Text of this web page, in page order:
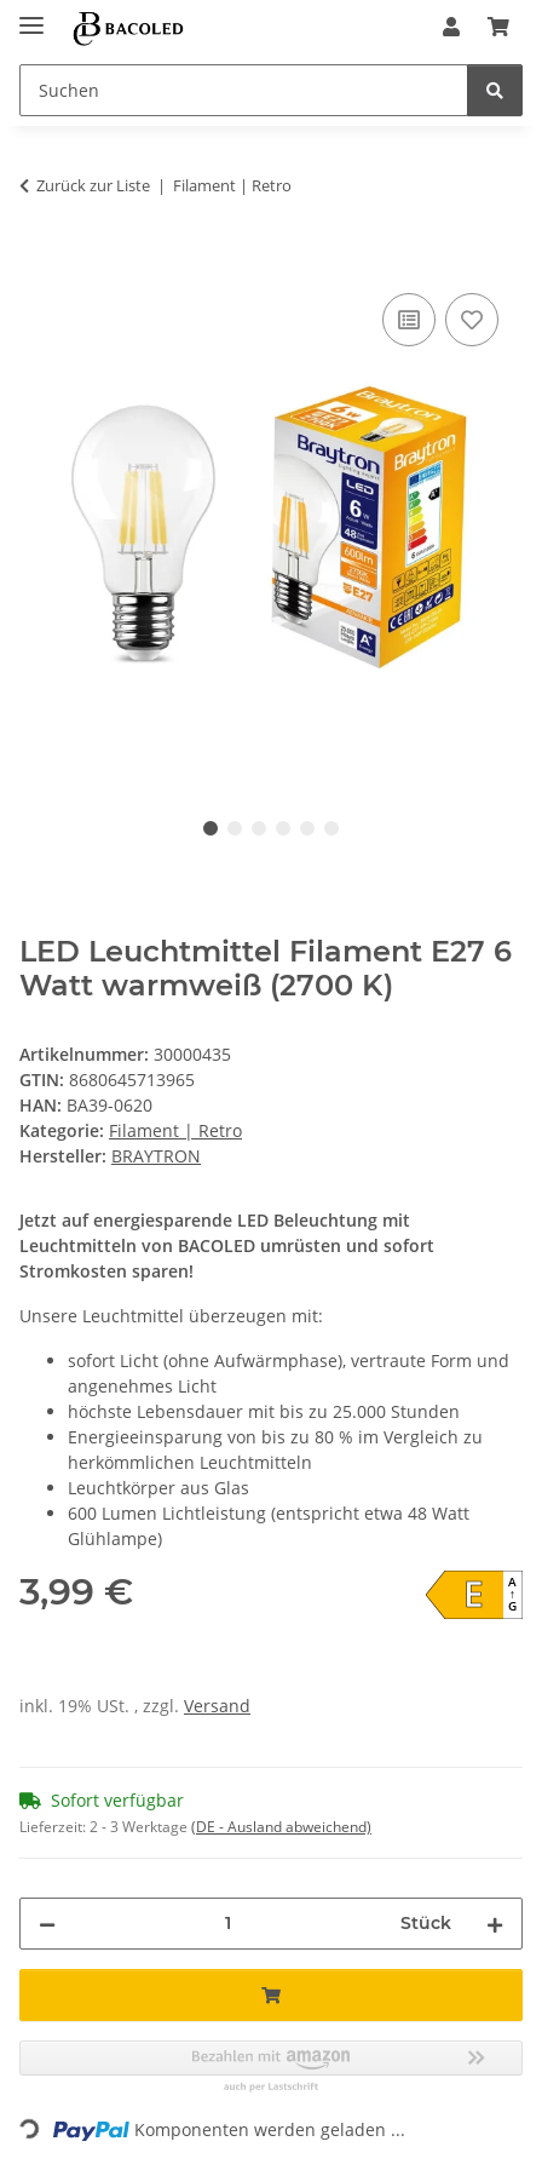
Zurück zur Liste Filament | Retro
LED Leuchtmittel Filament E27 6
Watt warmweiß (2700 K)
Artikelnummer: 30000435
GTIN: 8680645713965
HAN: BA39-0620
Kategorie: Filament | Retro
Hersteller: BRAYTRON
Jetzt auf energiesparende LED Beleuchtung mit
Leuchtmitteln von BACOLED umrüsten und sofort
Stromkosten sparen!
Unsere Leuchtmittel überzeugen mit:
sofort Licht (ohne Aufwärmphase), vertraute Form und
angenehmes Licht
höchste Lebensdauer mit bis zu 25.000 Stunden
Energieeinsparung von bis zu 80 % im Vergleich zu
herkömmlichen Leuchtmitteln
Leuchtkörper aus Glas
600 Lumen Lichtleistung (entspricht etwa 48 Watt
Glühlampe)
3,99 € A
↑
G
E
inkl. 19% USt. , zzgl. Versand
Sofort verfügbar
Lieferzeit:2 - 3 Werktage (DE - Ausland abweichend)
Stück
Loading... Komponenten werden geladen ...